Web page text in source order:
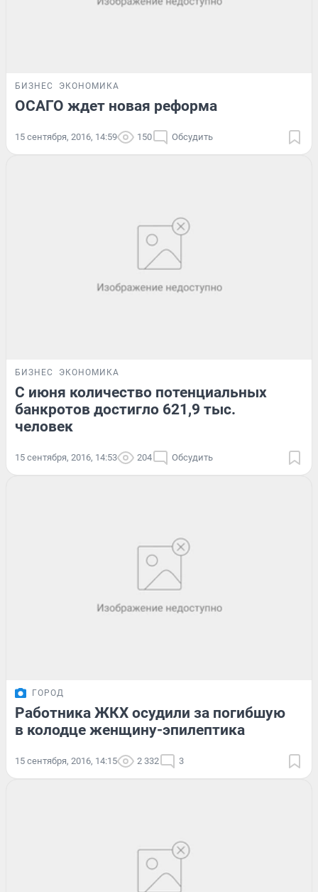
БИЗНЕС ЭКОНОМИКА
ОСАГО ждет новая реформа
15 сентября, 2016, 14:59 150 Обсудить
БИЗНЕС ЭКОНОМИКА
С июня количество потенциальных
банкротов достигло 621,9 тыс.
человек
15 сентября, 2016, 14:53 204 Обсудить
ГОРОД
Работника ЖКХ осудили за погибшую
в колодце женщину-эпилептика
15 сентября, 2016, 14:15 2 332 3